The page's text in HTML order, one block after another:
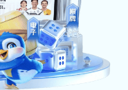
关于狗子28
狗子28 中心 > 消防炮报价